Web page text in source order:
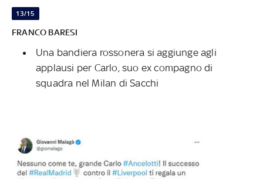
13/15
FRANCO BARESI
Una bandiera rossonera si aggiunge agli
applausi per Carlo, suo ex compagno di
squadra nel Milan di Sacchi